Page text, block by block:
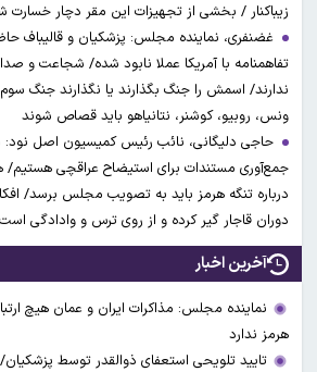
زیباکنار / بخشی از تجهیزات این مقر دچار خسارت
غضنفری، نماینده مجلس: پزشکیان و قالیباف
تفاهمنامه با آمریکا عملا نابود شده/ شجاعت و
ندارند/ اسمش را جنگ بگذارند یا نگذارند جنگ
ونس، روبیو، کوشنر، نتانیاهو باید قصاص شوند
حاجی دلیگانی، نائب رئیس کمیسیون اصل
جمع‌آوری مستندات برای استیضاح عراقچی هستیم/
درباره تنگه هرمز باید به تصویب مجلس برسد/
دوران قاجار گیر کرده و از روی ترس و وادادگی است
آخرین اخبار
نماینده مجلس: مذاکرات ایران و عمان هیچ
هرمز ندارد
تایید تلویحی استعفای ذوالقدر توسط